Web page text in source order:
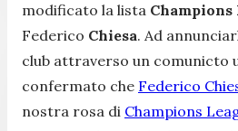
modificato la lista Champions
Federico Chiesa. Ad
club attraverso un comunicto
confermato che Federico
nostra rosa di Champions